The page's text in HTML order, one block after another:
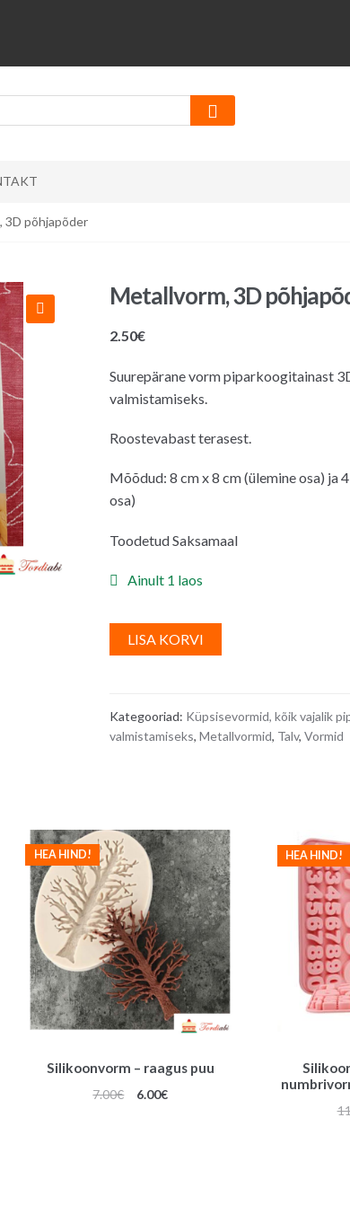
3D põhjapõder
Metallvorm, 3D
2.50€
Suurepärane vorm piparkoogitainast
valmistamiseks.
Roostevabast terasest.
Mõõdud: 8 cm x 8 cm (ülemine osa) ja
osa)
Toodetud Saksamaal
Ainult 1 laos
LISA KORVI
l
r
n
v
e
:
Kategooriad: Küpsisevormid, kõik vajalik
valmistamiseks, Metallvormid, Talv, Vormid
Silikoonvorm – raagus puu
HEA HIND!
7.00€
Algne
6.00€Praegune
HEA HIND!